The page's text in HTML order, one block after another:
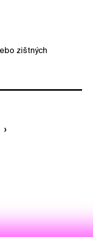
zištných
strane